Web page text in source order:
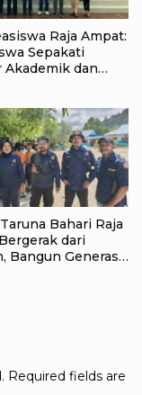
Raja Ampat:
Sepakati
Akademik dan
Bahari Raja
dari
Bangun Generasi
Required fields are